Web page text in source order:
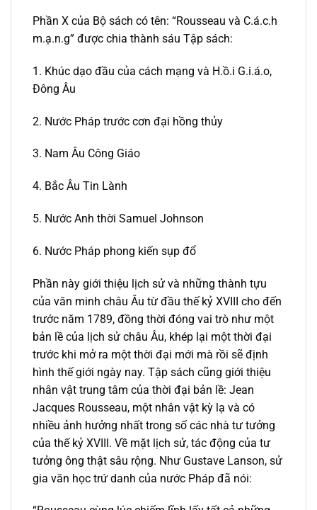
Phần X của Bộ sách có tên: “Rousseau và C.á.c.h
m.ạ.n.g” được chia thành sáu Tập sách:
1. Khúc dạo đầu của cách mạng và H.ồ.i G.i.á.o,
Đông Âu
2. Nước Pháp trước cơn đại hồng thủy
3. Nam Âu Công Giáo
4. Bắc Âu Tin Lành
5. Nước Anh thời Samuel Johnson
6. Nước Pháp phong kiến sụp đổ
Phần này giới thiệu lịch sử và những thành tựu
của văn minh châu Âu từ đầu thế kỷ XVIII cho đến
trước năm 1789, đồng thời đóng vai trò như một
bản lề của lịch sử châu Âu, khép lại một thời đại
trước khi mở ra một thời đại mới mà rồi sẽ định
hình thế giới ngày nay. Tập sách cũng giới thiệu
nhân vật trung tâm của thời đại bản lề: Jean
Jacques Rousseau, một nhân vật kỳ lạ và có
nhiều ảnh hưởng nhất trong số các nhà tư tưởng
của thế kỷ XVIII. Về mặt lịch sử, tác động của tư
tưởng ông thật sâu rộng. Như Gustave Lanson, sử
gia văn học trứ danh của nước Pháp đã nói: